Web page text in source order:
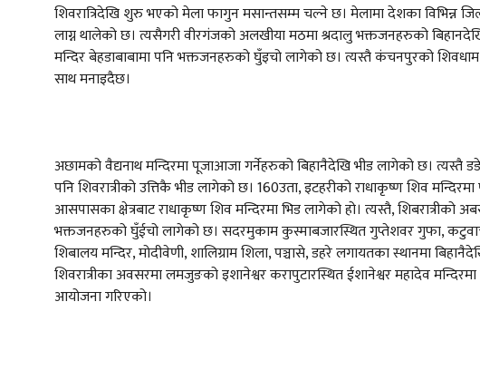
शिवरात्रिदेखि शुरु भएको मेला फागुन मसान्तसम्म चल्ने छ। मेलामा देशका विभिन्न
लाग्न थालेको छ। त्यसैगरी वीरगंजको अलखीया मठमा श्रदालु भक्तजनहरुको
मन्दिर बेहडाबाबामा पनि भक्तजनहरुको घुँइचो लागेको छ। त्यस्तै कंचनपुरको शिवधाम,
साथ मनाइदैछ।
अछामको वैद्यनाथ मन्दिरमा पूजाआजा गर्नेहरुको बिहानैदेखि भीड लागेको छ। त्यस्तै
पनि शिवरात्रीको उत्तिकै भीड लागेको छ। 160उता, इटहरीको राधाकृष्ण शिव
आसपासका क्षेत्रबाट राधाकृष्ण शिव मन्दिरमा भिड लागेको हो। त्यस्तै, शिबरात्रीको
भक्तजनहरुको घुँईचो लागेको छ। सदरमुकाम कुस्माबजारस्थित गुप्तेशवर गुफा,
शिबालय मन्दिर, मोदीवेणी, शालिग्राम शिला, पञ्चासे, डहरे लगायतका स्थानमा
शिवरात्रीका अवसरमा लमजुङको इशानेश्वर करापुटारस्थित ईशानेश्वर महादेव
आयोजना गरिएको।